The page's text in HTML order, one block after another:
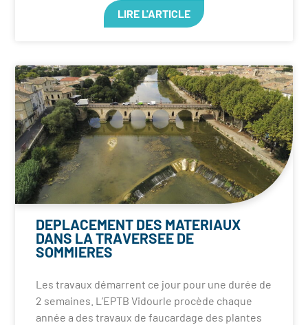
LIRE L'ARTICLE
DEPLACEMENT DES MATERIAUX
DANS LA TRAVERSEE DE
SOMMIERES
Les travaux démarrent ce jour pour une durée de
2 semaines. L’EPTB Vidourle procède chaque
année a des travaux de faucardage des plantes